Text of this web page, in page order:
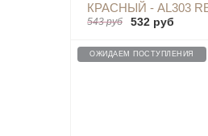
КРАСНЫЙ - AL303
543 руб 532 руб
ОЖИДАЕМ ПОСТУПЛЕНИЯ